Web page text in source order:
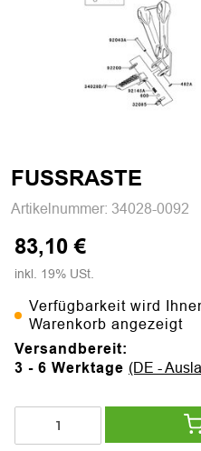
FUSSRASTE
Artikelnummer: 34028-0092
83,10 €
inkl. 19% USt.
Verfügbarkeit wird
Warenkorb angezeigt
Versandbereit:
3 - 6 Werktage (DE -